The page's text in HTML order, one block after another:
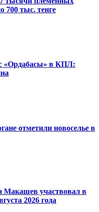
700 тыс. тенге
«Ордабасы» в КПЛ:
отметили новоселье в
Макашев участвовал в
2026 года